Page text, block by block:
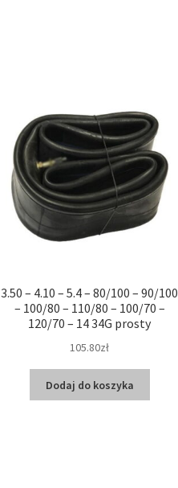
3.50 – 4.10 – 5.4 – 80/100 – 90/100
– 100/80 – 110/80 – 100/70 –
120/70 – 14 34G prosty
105.80zł
Dodaj do koszyka